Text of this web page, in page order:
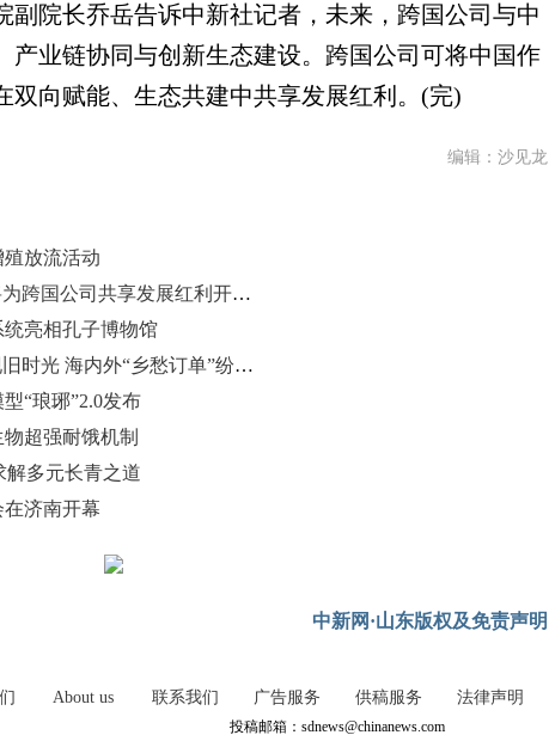
院长乔岳告诉中新社记者，未来，跨国公司与中
产业链协同与创新生态建设。跨国公司可将中国作
双向赋能、生态共建中共享发展红利。(完)
编辑：沙见龙
放流活动
报告：“十五五”期间中国将为跨国公司共享发展红利开辟新空间
亮相孔子博物馆
山东“00后”以微缩老屋重现旧时光 海内外“乡愁订单”纷至沓来
“琅琊”2.0发布
超强耐饿机制
解多元长青之道
济南开幕
中新网·山东版权及免责声明
About us 联系我们 广告服务 供稿服务 法律声明
投稿邮箱：sdnews@chinanews.com